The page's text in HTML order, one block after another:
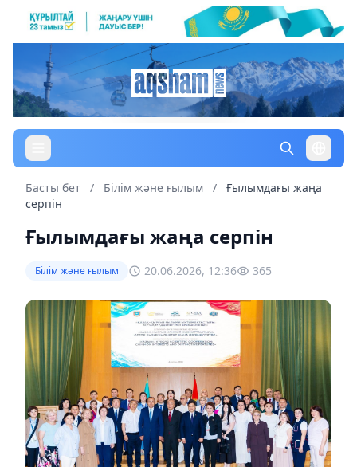
Басты бет / Білім және ғылым /
Ғылымдағы жаңа
серпін
Ғылымдағы жаңа серпін
Білім және ғылым 20.06.2026, 12:36 365